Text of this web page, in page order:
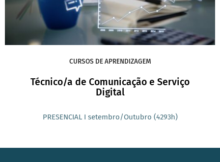
CURSOS DE APRENDIZAGEM
Técnico/a de Comunicação e Serviço
Digital
PRESENCIAL I setembro/Outubro (4293h)